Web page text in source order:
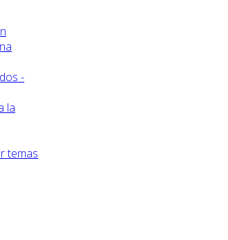
-
la
temas